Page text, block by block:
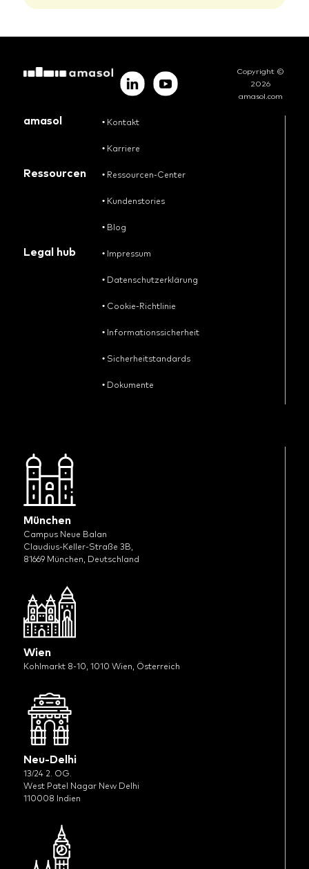
amasol •Kontakt
•Karriere
Ressourcen •Ressourcen-Center
•Kundenstories
•Blog
Legal hub •Impressum
•Datenschutzerklärung
•Cookie-Richtlinie
•Informationssicherheit
•Sicherheitstandards
•Dokumente
Copyright ©
2026
amasol.com
München
Campus Neue Balan
Claudius-Keller-Straße 3B,
81669 München, Deutschland
Wien
Kohlmarkt 8-10, 1010 Wien, Österreich
Neu-Delhi
13/24 2. OG.
West Patel Nagar New Delhi
110008 Indien